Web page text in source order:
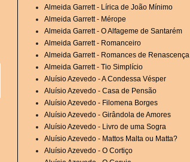
Almeida Garrett - Lírica de João Mínimo
Almeida Garrett - Mérope
Almeida Garrett - O Alfageme de Santarém
Almeida Garrett - Romanceiro
Almeida Garrett - Romances de Renascença
Almeida Garrett - Tio Simplício
Aluísio Azevedo - A Condessa Vésper
Aluísio Azevedo - Casa de Pensão
Aluísio Azevedo - Filomena Borges
Aluísio Azevedo - Girândola de Amores
Aluísio Azevedo - Livro de uma Sogra
Aluísio Azevedo - Mattos Malta ou Matta?
Aluísio Azevedo - O Cortiço